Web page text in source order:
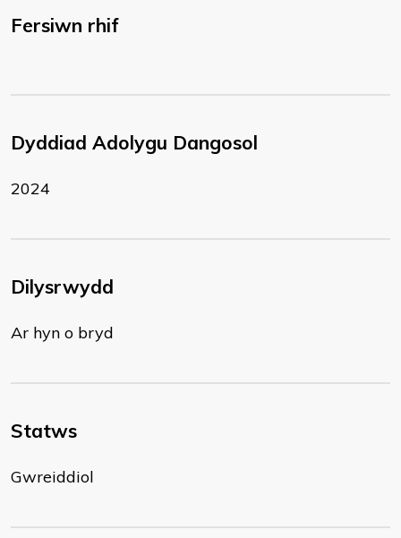
Fersiwn rhif
Dyddiad Adolygu Dangosol
2024
Dilysrwydd
Ar hyn o bryd
Statws
Gwreiddiol